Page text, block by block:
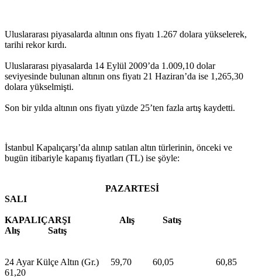
Uluslararası piyasalarda altının ons fiyatı 1.267 dolara yükselerek,
tarihi rekor kırdı.
Uluslararası piyasalarda 14 Eylül 2009’da 1.009,10 dolar
seviyesinde bulunan altının ons fiyatı 21 Haziran’da ise 1,265,30
dolara yükselmişti.
Son bir yılda altının ons fiyatı yüzde 25’ten fazla artış kaydetti.
İstanbul Kapalıçarşı’da alınıp satılan altın türlerinin, önceki ve
bugün itibariyle kapanış fiyatları (TL) ise şöyle:
PAZARTESİ
SALI
KAPALIÇARŞI Alış Satış
Alış Satış
24 Ayar Külçe Altın (Gr.) 59,70 60,05 60,85
61,20